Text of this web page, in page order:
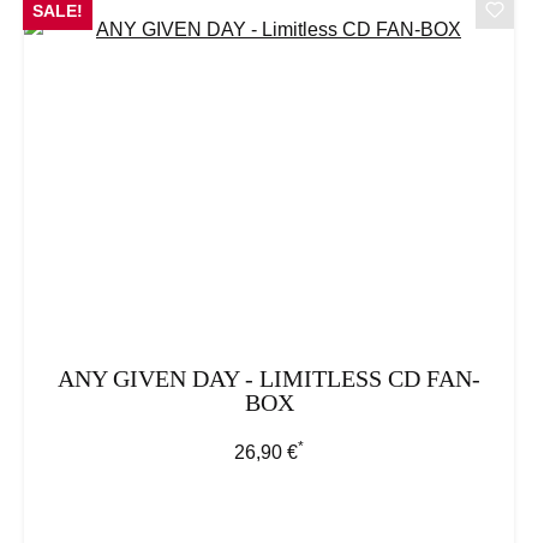
SALE!
ANY GIVEN DAY - LIMITLESS CD FAN-
BOX
Regulärer Preis:
26,90 €*